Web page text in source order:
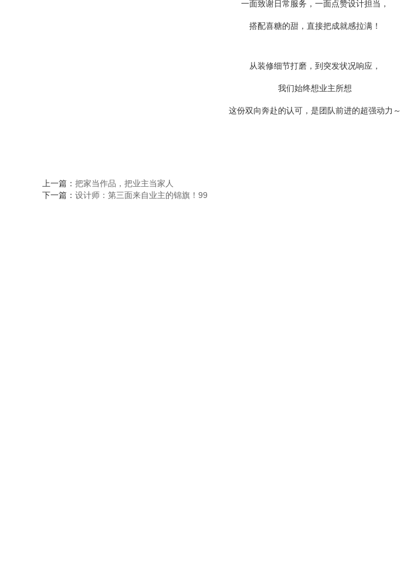
一面致谢日常服务，一面点赞设计担当，
搭配喜糖的甜，直接把成就感拉满！
从装修细节打磨，到突发状况响应，
我们始终想业主所想
这份双向奔赴的认可，是团队前进的超强动力～
上一篇： 把家当作品，把业主当家人
下一篇： 设计师：第三面来自业主的锦旗！99